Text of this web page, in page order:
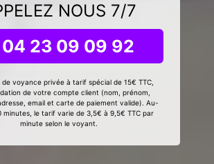
NOUS 7/7
23 09 09 92
de voyance privée à tarif spécial de 15€ TTC,
de votre compte client (nom, prénom,
email et carte de paiement valide). Au-
minutes, le tarif varie de 3,5€ à 9,5€ TTC par
minute selon le voyant.